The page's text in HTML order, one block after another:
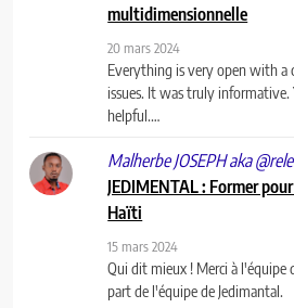
multidimensionnelle
20 mars 2024
Everything is very open with a
issues. It was truly informative.
helpful.…
Malherbe JOSEPH aka
JEDIMENTAL : Former
Haïti
15 mars 2024
Qui dit mieux ! Merci à l'équipe
part de l'équipe de Jedimantal.